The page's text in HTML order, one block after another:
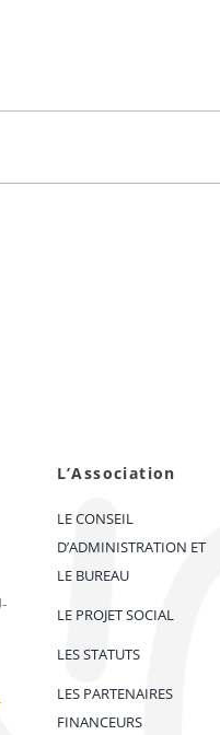
L’Association
LE CONSEIL
D’ADMINISTRATION ET
LE BUREAU
LE PROJET SOCIAL
LES STATUTS
LES PARTENAIRES
FINANCEURS